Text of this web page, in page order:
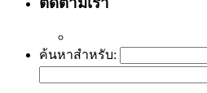
ค้นหาสำหรับ: